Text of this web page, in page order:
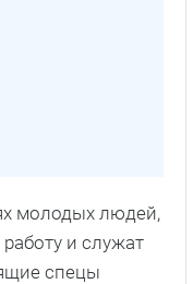
молодых людей,
и служат
спецы